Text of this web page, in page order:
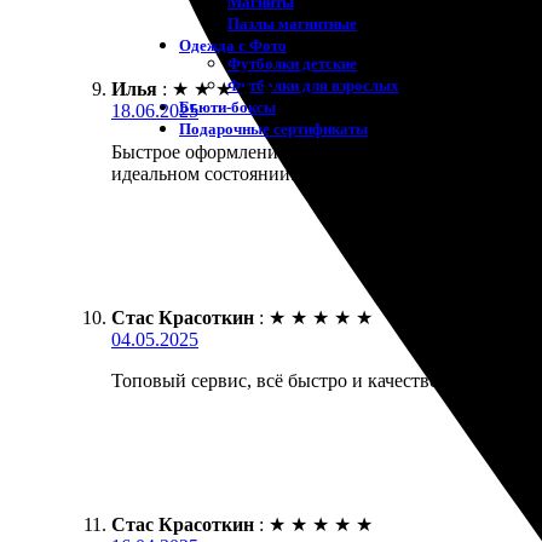
Пазлы магнитные
Одежда с Фото
Футболки детские
Футболки для взрослых
Бьюти-боксы
Подарочные сертификаты
Илья : ★ ★ ★ ★ ★
18.06.2025
Быстрое оформление заказа. Удобный сайт,
идеальном состоянии.
Стас Красоткин : ★ ★ ★ ★ ★
04.05.2025
Топовый сервис, всё быстро и качественно.
Стас Красоткин : ★ ★ ★ ★ ★